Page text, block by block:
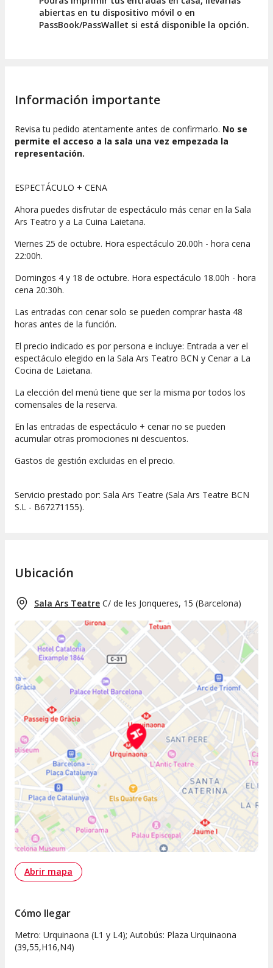
abiertas en tu dispositivo móvil o en
PassBook/PassWallet si está disponible la opción.
Información importante
Revisa tu pedido atentamente antes de confirmarlo. No se
permite el acceso a la sala una vez empezada la
representación.
ESPECTÁCULO + CENA
Ahora puedes disfrutar de espectáculo más cenar en la Sala
Ars Teatro y a La Cuina Laietana.
Viernes 25 de octubre. Hora espectáculo 20.00h - hora cena
22:00h.
Domingos 4 y 18 de octubre. Hora espectáculo 18.00h - hora
cena 20:30h.
Las entradas con cenar solo se pueden comprar hasta 48
horas antes de la función.
El precio indicado es por persona e incluye: Entrada a ver el
espectáculo elegido en la Sala Ars Teatro BCN y Cenar a La
Cocina de Laietana.
La elección del menú tiene que ser la misma por todos los
comensales de la reserva.
En las entradas de espectáculo + cenar no se pueden
acumular otras promociones ni descuentos.
Gastos de gestión excluidas en el precio.
Servicio prestado por: Sala Ars Teatre (Sala Ars Teatre BCN
S.L - B67271155).
Ubicación
Sala Ars Teatre C/ de les Jonqueres, 15 (Barcelona)
Abrir mapa
Cómo llegar
Metro: Urquinaona (L1 y L4); Autobús: Plaza Urquinaona
(39,55,H16,N4)